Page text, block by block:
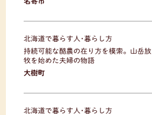
北海道で暮らす人･暮らし方
持続可能な酪農の在り方を模索。山岳放
牧を始めた夫婦の物語
大樹町
北海道で暮らす人･暮らし方